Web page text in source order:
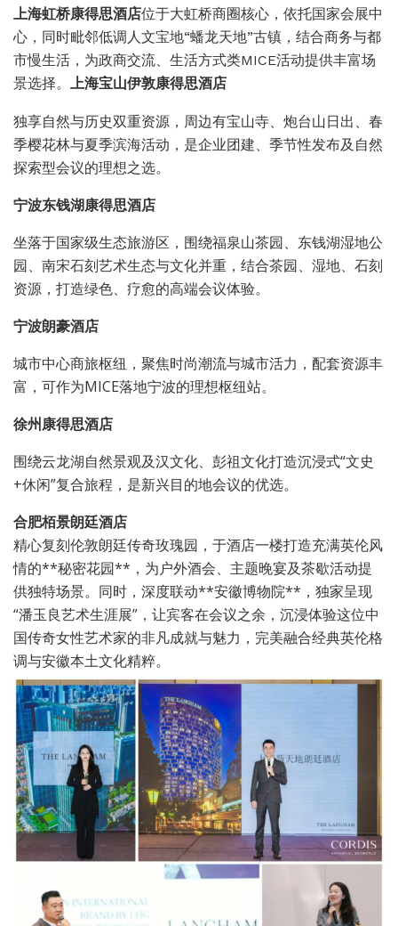
上海虹桥康得思酒店位于大虹桥商圈核心，依托国家会展中
心，同时毗邻低调人文宝地“蟠龙天地”古镇，结合商务与都
市慢生活，为政商交流、生活方式类MICE活动提供丰富场
景选择。
上海宝山伊敦康得思酒店
独享自然与历史双重资源，周边有宝山寺、炮台山日出、春
季樱花林与夏季滨海活动，是企业团建、季节性发布及自然
探索型会议的理想之选。
宁波东钱湖康得思酒店
坐落于国家级生态旅游区，围绕福泉山茶园、东钱湖湿地公
园、南宋石刻艺术生态与文化并重，结合茶园、湿地、石刻
资源，打造绿色、疗愈的高端会议体验。
宁波朗豪酒店
城市中心商旅枢纽，聚焦时尚潮流与城市活力，配套资源丰
富，可作为MICE落地宁波的理想枢纽站。
徐州康得思酒店
围绕云龙湖自然景观及汉文化、彭祖文化打造沉浸式“文史
+休闲”复合旅程，是新兴目的地会议的优选。
合肥栢景朗廷酒店
精心复刻伦敦朗廷传奇玫瑰园，于酒店一楼打造充满英伦风
情的**秘密花园**，为户外酒会、主题晚宴及茶歇活动提
供独特场景。同时，深度联动**安徽博物院**，独家呈现
“潘玉良艺术生涯展”，让宾客在会议之余，沉浸体验这位中
国传奇女性艺术家的非凡成就与魅力，完美融合经典英伦格
调与安徽本土文化精粹。